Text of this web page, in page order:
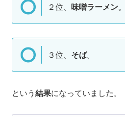
２位、 味噌ラーメン。
３位、 そば。
という結果になっていました。